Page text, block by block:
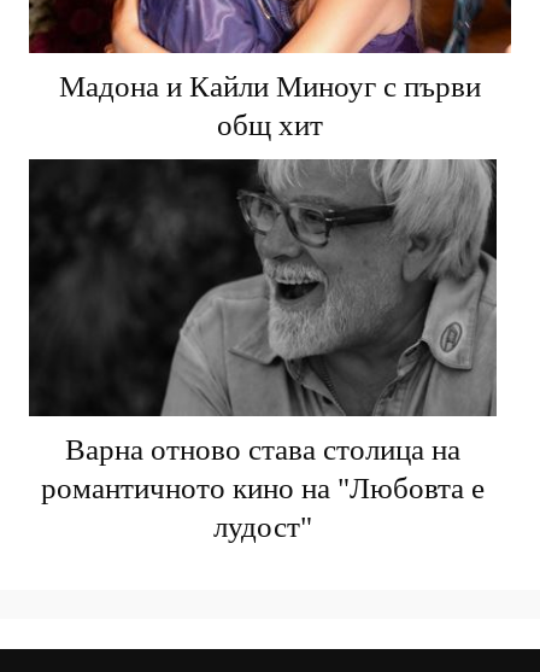
Мадона и Кайли Миноуг с първи
общ хит
Варна отново става столица на
романтичното кино на "Любовта е
лудост"